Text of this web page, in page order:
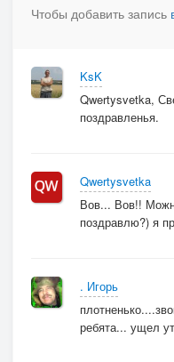
Чтобы добавить запись
KsK
Qwertysvetka,
поздравленья.
Qwertysvetka
Вов... Вов!!
поздравлю?) я
. Игорь
ребята... ущел